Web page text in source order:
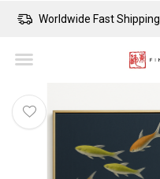
Worldwide Fast Shipping